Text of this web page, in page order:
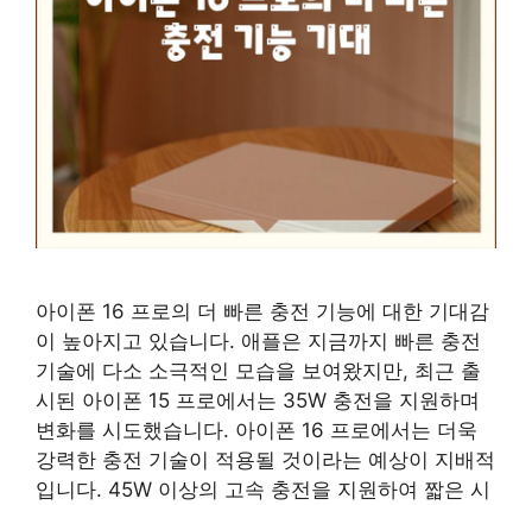
아이폰 16 프로의 더 빠른 충전 기능에 대한 기대감
이 높아지고 있습니다. 애플은 지금까지 빠른 충전
기술에 다소 소극적인 모습을 보여왔지만, 최근 출
시된 아이폰 15 프로에서는 35W 충전을 지원하며
변화를 시도했습니다. 아이폰 16 프로에서는 더욱
강력한 충전 기술이 적용될 것이라는 예상이 지배적
입니다. 45W 이상의 고속 충전을 지원하여 짧은 시